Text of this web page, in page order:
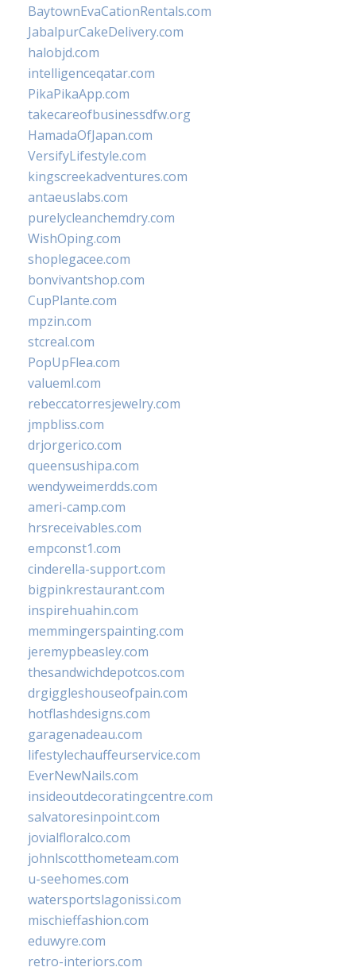
BaytownEvaCationRentals.com
JabalpurCakeDelivery.com
halobjd.com
intelligenceqatar.com
PikaPikaApp.com
takecareofbusinessdfw.org
HamadaOfJapan.com
VersifyLifestyle.com
kingscreekadventures.com
antaeuslabs.com
purelycleanchemdry.com
WishOping.com
shoplegacee.com
bonvivantshop.com
CupPlante.com
mpzin.com
stcreal.com
PopUpFlea.com
valueml.com
rebeccatorresjewelry.com
jmpbliss.com
drjorgerico.com
queensushipa.com
wendyweimerdds.com
ameri-camp.com
hrsreceivables.com
empconst1.com
cinderella-support.com
bigpinkrestaurant.com
inspirehuahin.com
memmingerspainting.com
jeremypbeasley.com
thesandwichdepotcos.com
drgiggleshouseofpain.com
hotflashdesigns.com
garagenadeau.com
lifestylechauffeurservice.com
EverNewNails.com
insideoutdecoratingcentre.com
salvatoresinpoint.com
jovialfloralco.com
johnlscotthometeam.com
u-seehomes.com
watersportslagonissi.com
mischieffashion.com
eduwyre.com
retro-interiors.com